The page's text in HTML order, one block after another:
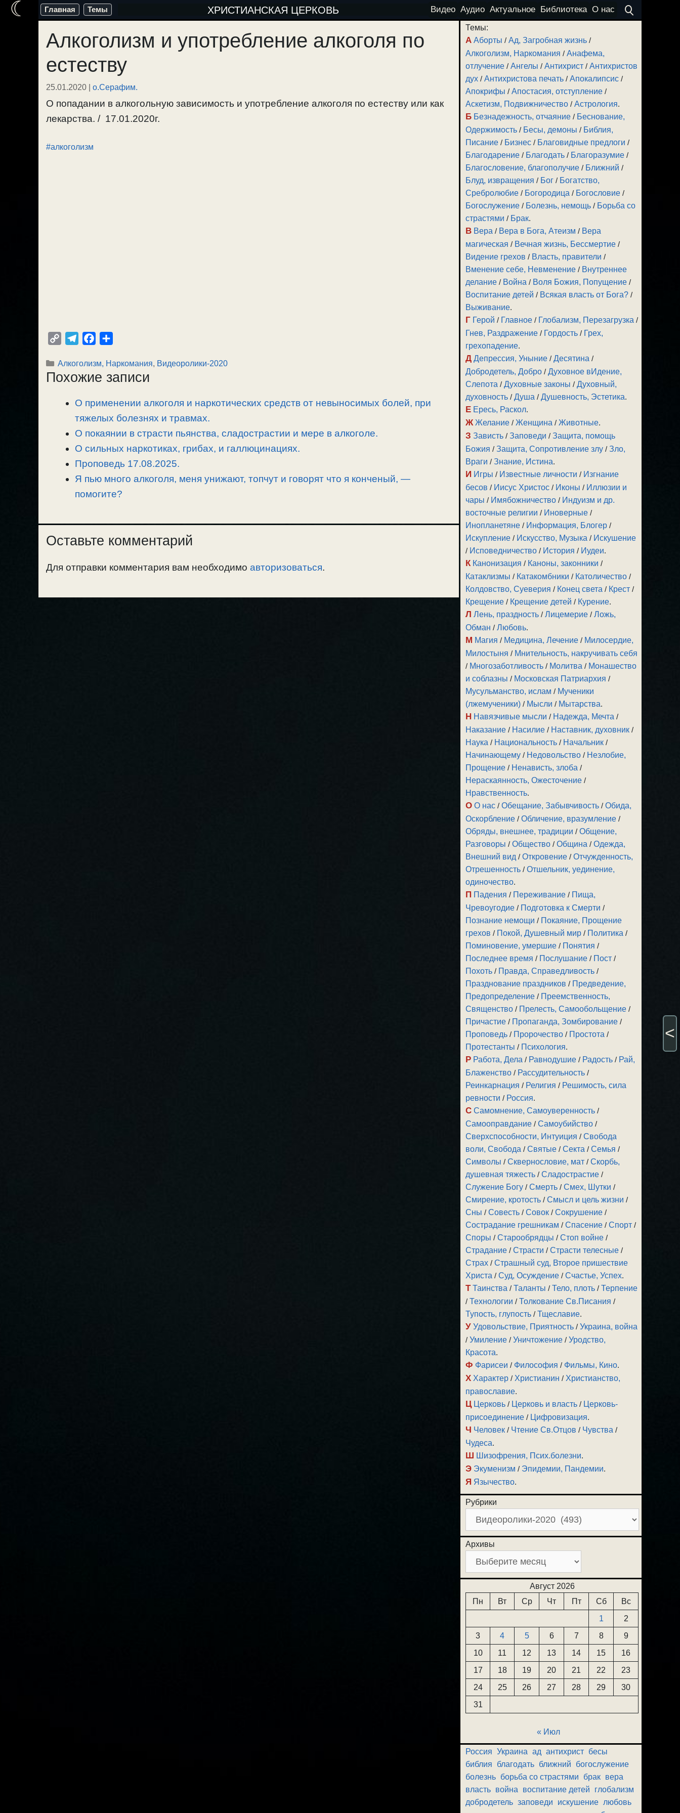
Перейти
содержимому
Главная Темы ХРИСТИАНСКАЯ ЦЕРКОВЬ Видео Аудио Актуальное Библиотека О нас
Алкоголизм и употребление алкоголя по
естеству
25.01.2020 | о.Серафим.
О попадании в алкогольную зависимость и употребление алкоголя по естеству или как
лекарства. / 17.01.2020г.
#алкоголизм
p
y
l
e
r
a
m
c
e
o
o
k
п
р
в
и
т
Рубрики
Алкоголизм, Наркомания, Видеоролики-2020
Похожие записи
О применении алкоголя и наркотических средств от невыносимых болей, при
тяжелых болезнях и травмах.
О покаянии в страсти пьянства, сладострастии и мере в алкоголе.
О сильных наркотиках, грибах, и галлюцинациях.
Проповедь 17.08.2025.
Я пью много алкоголя, меня унижают, топчут и говорят что я конченый, —
помогите?
Оставьте комментарий
Для отправки комментария вам необходимо авторизоваться.
Темы:
А Аборты /Ад, Загробная жизнь /
Алкоголизм, Наркомания /Анафема,
отлучение /Ангелы /Антихрист /Антихристов
дух /Антихристова печать /Апокалипсис /
Апокрифы /Апостасия, отступление /
Аскетизм, Подвижничество /Астрология.
Б Безнадежность, отчаяние / Беснование,
Одержимость / Бесы, демоны / Библия,
Писание / Бизнес / Благовидные предлоги /
Благодарение / Благодать / Благоразумие /
Благословение, благополучие / Ближний /
Блуд, извращения / Бог / Богатство,
Сребролюбие / Богородица / Богословие /
Богослужение / Болезнь, немощь / Борьба со
страстями / Брак.
В Вера / Вера в Бога, Атеизм / Вера
магическая / Вечная жизнь, Бессмертие /
Видение грехов / Власть, правители /
Вменение себе, Невменение / Внутреннее
делание / Война / Воля Божия, Попущение /
Воспитание детей / Всякая власть от Бога? /
Выживание.
Г Герой / Главное / Глобализм, Перезагрузка /
Гнев, Раздражение / Гордость / Грех,
грехопадение.
Д Депрессия, Уныние /Десятина /
Добродетель, Добро /Духовное вИдение,
Слепота /Духовные законы /Духовный,
духовность /Душа /Душевность, Эстетика.
Е Ересь, Раскол.
Ж Желание /Женщина /Животные.
З Зависть /Заповеди /Защита, помощь
Божия /Защита, Сопротивление злу /Зло,
Враги /Знание, Истина.
И Игры / Известные личности / Изгнание
бесов / Иисус Христос / Иконы / Иллюзии и
чары / Имябожничество / Индуизм и др.
восточные религии / Иноверные /
Инопланетяне / Информация, Блогер /
Искупление / Искусство, Музыка / Искушение
/ Исповедничество / История / Иудеи.
К Канонизация / Каноны, законники /
Катаклизмы / Катакомбники / Католичество /
Колдовство, Суеверия / Конец света / Крест /
Крещение / Крещение детей / Курение.
Л Лень, праздность /Лицемерие /Ложь,
Обман /Любовь.
М Магия / Медицина, Лечение / Милосердие,
Милостыня / Мнительность, накручивать себя
/ Многозаботливость / Молитва / Монашество
и соблазны / Московская Патриархия /
Мусульманство, ислам / Мученики
(лжемученики) / Мысли / Мытарства.
Н Навязчивые мысли / Надежда, Мечта /
Наказание / Насилие / Наставник, духовник /
Наука / Национальность / Начальник /
Начинающему / Недовольство / Незлобие,
Прощение / Ненависть, злоба /
Нераскаянность, Ожесточение /
Нравственность.
О О нас /Обещание, Забывчивость /Обида,
Оскорбление /Обличение, вразумление /
Обряды, внешнее, традиции /Общение,
Разговоры /Общество /Община /Одежда,
Внешний вид /Откровение /Отчужденность,
Отрешенность /Отшельник, уединение,
одиночество.
П Падения / Переживание / Пища,
Чревоугодие / Подготовка к Смерти /
Познание немощи / Покаяние, Прощение
грехов / Покой, Душевный мир / Политика /
Поминовение, умершие / Понятия /
Последнее время / Послушание / Пост /
Похоть / Правда, Справедливость /
Празднование праздников / Предведение,
Предопределение / Преемственность,
Священство / Прелесть, Самообольщение /
Причастие / Пропаганда, Зомбирование /
Проповедь / Пророчество / Простота /
Протестанты / Психология.
Р Работа, Дела / Равнодушие / Радость / Рай,
Блаженство / Рассудительность /
Реинкарнация / Религия / Решимость, сила
ревности / Россия.
С Самомнение, Самоуверенность /
Самооправдание /Самоубийство /
Сверхспособности, Интуиция /Свобода
воли, Свобода /Святые /Секта /Семья /
Символы /Сквернословие, мат /Скорбь,
душевная тяжесть /Сладострастие /
Служение Богу /Смерть /Смех, Шутки /
Смирение, кротость /Смысл и цель жизни /
Сны /Совесть /Совок /Сокрушение /
Сострадание грешникам /Спасение /Спорт /
Споры /Старообрядцы /Стоп войне /
Страдание /Страсти /Страсти телесные /
Страх /Страшный суд, Второе пришествие
Христа /Суд, Осуждение /Счастье, Успех.
Т Таинства /Таланты /Тело, плоть /Терпение
/Технологии /Толкование Св.Писания /
Тупость, глупость /Тщеславие.
У Удовольствие, Приятность /Украина, война
/Умиление /Уничтожение /Уродство,
Красота.
Ф Фарисеи / Философия / Фильмы, Кино.
Х Характер / Христианин / Христианство,
православие.
Ц Церковь / Церковь и власть / Церковь-
присоединение / Цифровизация.
Ч Человек / Чтение Св.Отцов / Чувства /
Чудеса.
Ш Шизофрения, Псих.болезни.
Э Экуменизм / Эпидемии, Пандемии.
Я Язычество.
Рубрики
Архивы
Август 2026
Пн
Вт Ср Чт Пт Сб
Вс
1
2
3
4 5 6 7 8
9
10
11 12 13 14 15
16
17
18 19 20 21 22
23
24
25 26 27 28 29
30
31
« Июл
Россия Украина ад антихрист бесы
библия
благодать ближний
богослужение
болезнь борьба со страстями брак вера
власть война воспитание детей
глобализм
добродетель заповеди искушение любовь
☾
<